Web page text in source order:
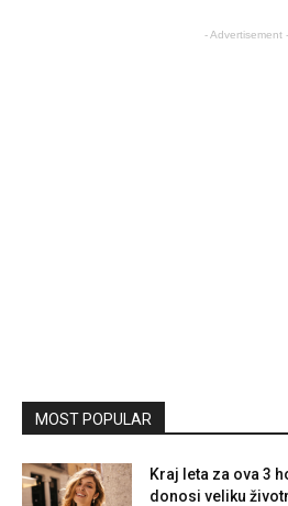
- Advertisement -
MOST POPULAR
Kraj leta za ova 3
donosi veliku